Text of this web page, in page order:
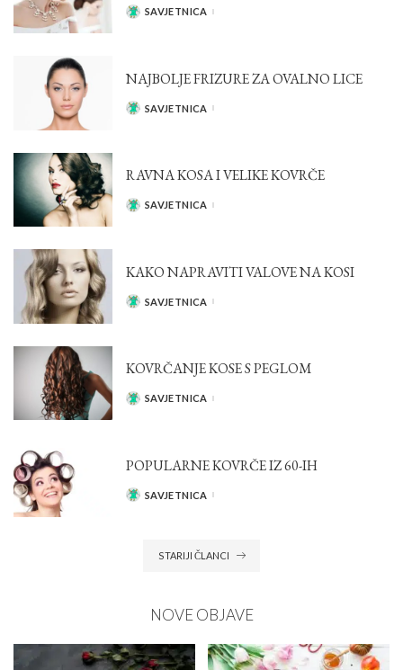
POSTED
SAVJETNICA
NAJBOLJE FRIZURE ZA OVALNO LICE
POSTED
SAVJETNICA
RAVNA KOSA I VELIKE KOVRČE
POSTED
SAVJETNICA
KAKO NAPRAVITI VALOVE NA KOSI
POSTED
SAVJETNICA
KOVRČANJE KOSE S PEGLOM
POSTED
SAVJETNICA
POPULARNE KOVRČE IZ 60-IH
POSTED
SAVJETNICA
STARIJI ČLANCI
NOVE OBJAVE